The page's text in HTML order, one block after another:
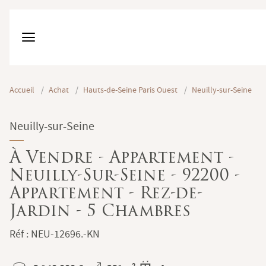
Accueil / Achat / Hauts-de-Seine Paris Ouest / Neuilly-sur-Seine
Neuilly-sur-Seine
À Vendre - Appartement -
Neuilly-Sur-Seine - 92200 -
Appartement - Rez-de-
Jardin - 5 Chambres
Réf : NEU-12696.-KN